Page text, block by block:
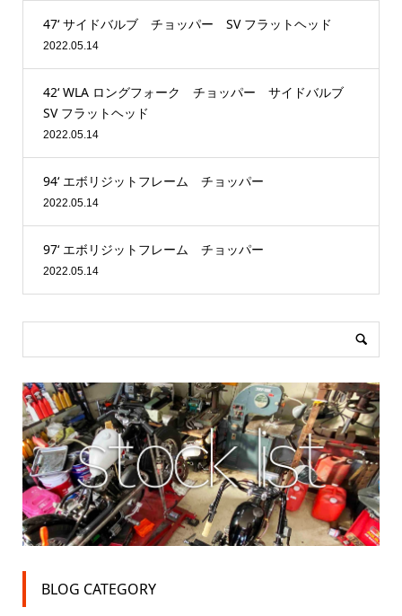
47‘ サイドバルブ チョッパー SV フラットヘッド
2022.05.14
42‘ WLA ロングフォーク チョッパー サイドバルブ
SV フラットヘッド
2022.05.14
94‘ エボリジットフレーム チョッパー
2022.05.14
97‘ エボリジットフレーム チョッパー
2022.05.14
BLOG CATEGORY